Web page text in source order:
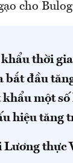
cho
thời
bắt đầu
một
hiệu tăng
Lương thực